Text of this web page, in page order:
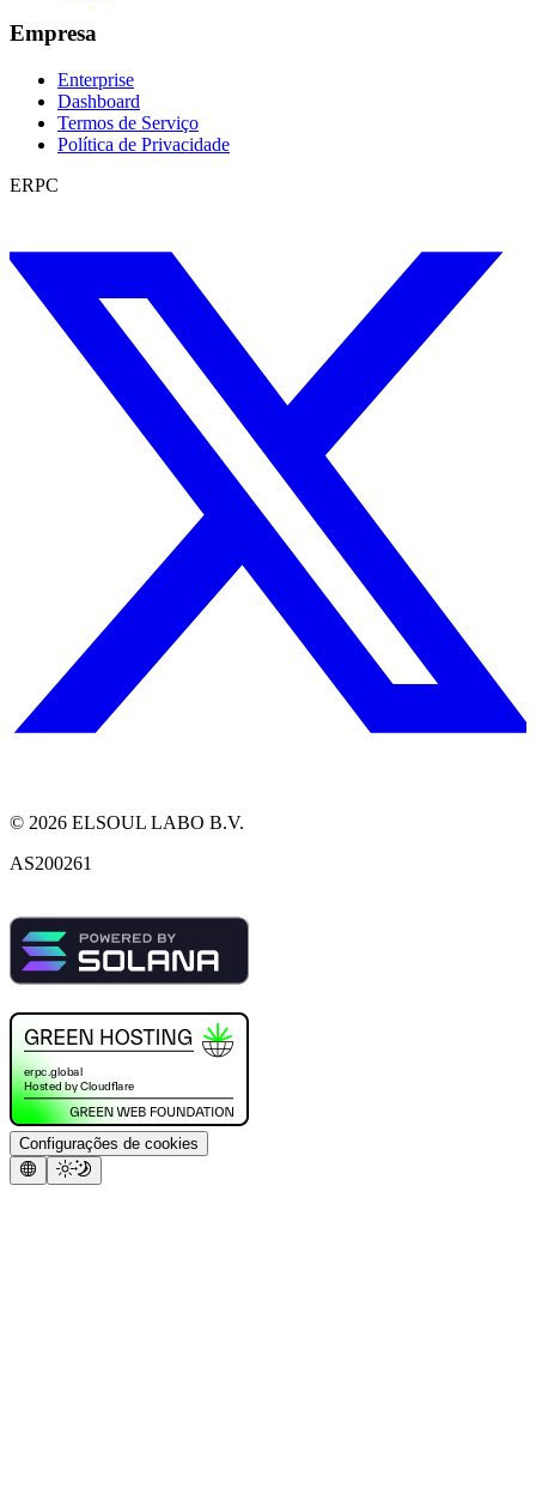
Empresa
Enterprise
Dashboard
Termos de Serviço
Política de Privacidade
ERPC
© 2026 ELSOUL LABO B.V.
AS200261
Configurações de cookies